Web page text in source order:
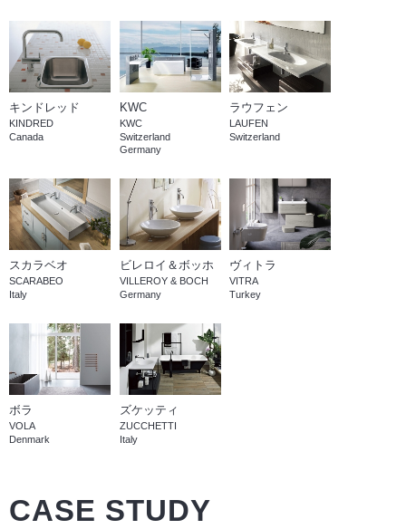
キンドレッド
KINDRED
Canada
KWC
KWC
Switzerland
Germany
ラウフェン
LAUFEN
Switzerland
スカラベオ
SCARABEO
Italy
ビレロイ＆ボッホ
VILLEROY & BOCH
Germany
ヴィトラ
VITRA
Turkey
ボラ
VOLA
Denmark
ズケッティ
ZUCCHETTI
Italy
CASE STUDY